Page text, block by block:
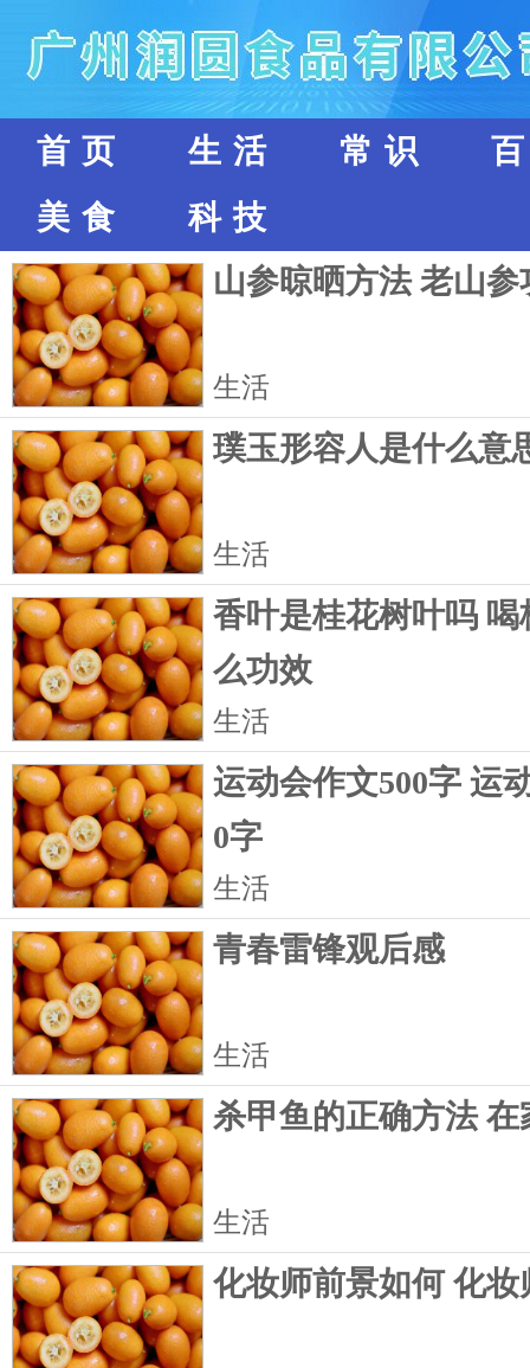
首页 生活 常识
美食
科技
山参晾晒方法 老山参
生活
璞玉形容人是什么意
生活
香叶是桂花树叶吗
么功效
生活
运动会作文500字 运
0字
生活
青春雷锋观后感
生活
杀甲鱼的正确方法
生活
化妆师前景如何 化